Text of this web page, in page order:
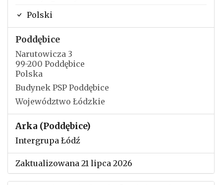
Polski
Poddębice
Narutowicza 3
99-200 Poddębice
Polska
Budynek PSP Poddębice
Województwo Łódzkie
Arka (Poddębice)
Intergrupa Łódź
Zaktualizowana 21 lipca 2026